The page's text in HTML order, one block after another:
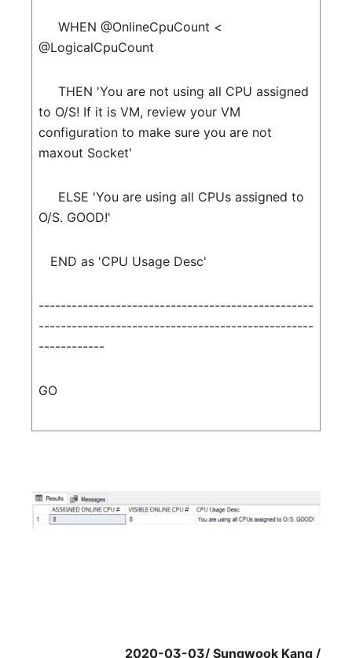
WHEN @OnlineCpuCount <
@LogicalCpuCount
THEN 'You are not using all CPU assigned
to O/S! If it is VM, review your VM
configuration to make sure you are not
maxout Socket'
ELSE 'You are using all CPUs assigned to
O/S. GOOD!'
END as 'CPU Usage Desc'
--------------------------------------------------
--------------------------------------------------
------------
GO
2020-03-03/ Sungwook Kang /